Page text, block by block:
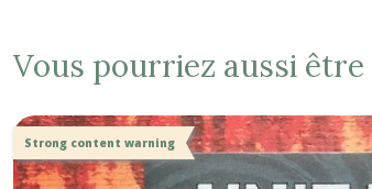
Vous pourriez aussi
Strong content warning